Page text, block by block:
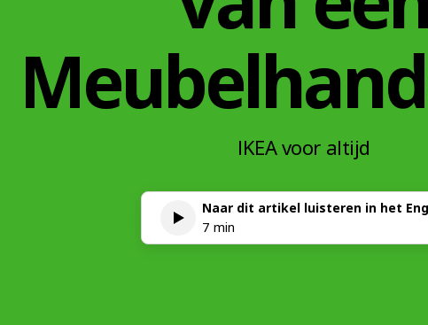
IKEA voor altijd
Naar dit artikel luisteren in het
7 min